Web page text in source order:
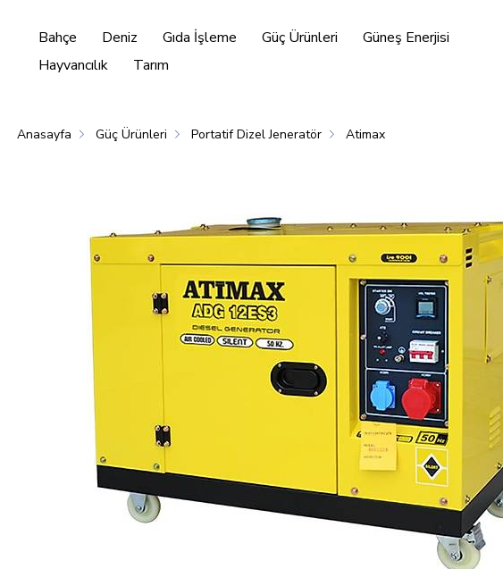
Bahçe Deniz Gıda İşleme Güç Ürünleri
Güneş Enerjisi
Hayvancılık
Tarım
Anasayfa Güç Ürünleri Portatif Dizel Jeneratör Atimax